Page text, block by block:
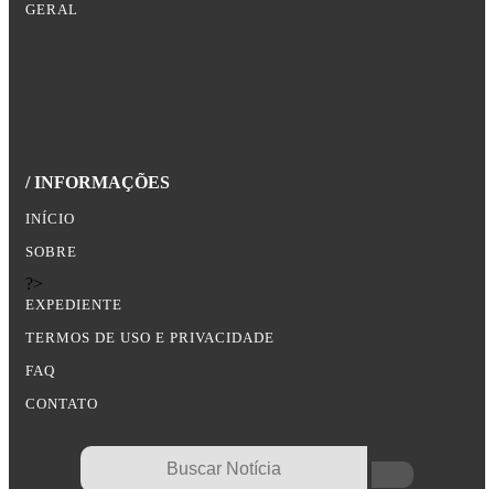
GERAL
/ INFORMAÇÕES
INÍCIO
SOBRE
?>
EXPEDIENTE
TERMOS DE USO E PRIVACIDADE
FAQ
CONTATO